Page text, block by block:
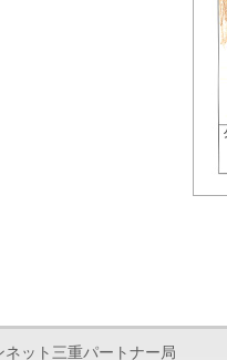
ット三重パートナー局